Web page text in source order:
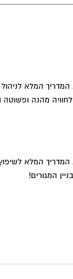
המלא לניהול
מהנה ופשוטה
המלא לשיפוץ
המגורים!